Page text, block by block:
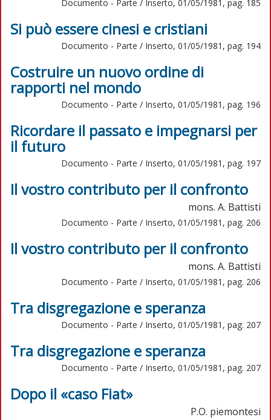
Documento - Parte / Inserto, 01/05/1981, pag. 185
Si può essere cinesi e cristiani
Documento - Parte / Inserto, 01/05/1981, pag. 194
Costruire un nuovo ordine di
rapporti nel mondo
Documento - Parte / Inserto, 01/05/1981, pag. 196
Ricordare il passato e impegnarsi per
il futuro
Documento - Parte / Inserto, 01/05/1981, pag. 197
Il vostro contributo per il confronto
mons. A. Battisti
Documento - Parte / Inserto, 01/05/1981, pag. 206
Il vostro contributo per il confronto
mons. A. Battisti
Documento - Parte / Inserto, 01/05/1981, pag. 206
Tra disgregazione e speranza
Documento - Parte / Inserto, 01/05/1981, pag. 207
Tra disgregazione e speranza
Documento - Parte / Inserto, 01/05/1981, pag. 207
Dopo il «caso Fiat»
P.O. piemontesi